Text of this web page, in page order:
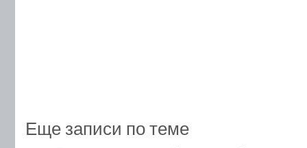
Еще записи по теме